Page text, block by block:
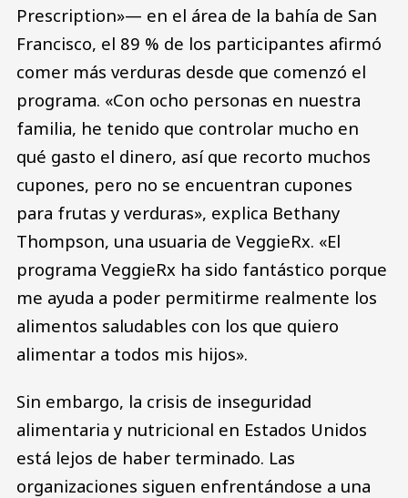
Prescription»— en el área de la bahía de San
Francisco, el 89 % de los participantes afirmó
comer más verduras desde que comenzó el
programa. «Con ocho personas en nuestra
familia, he tenido que controlar mucho en
qué gasto el dinero, así que recorto muchos
cupones, pero no se encuentran cupones
para frutas y verduras», explica Bethany
Thompson, una usuaria de VeggieRx. «El
programa VeggieRx ha sido fantástico porque
me ayuda a poder permitirme realmente los
alimentos saludables con los que quiero
alimentar a todos mis hijos».
Sin embargo, la crisis de inseguridad
alimentaria y nutricional en Estados Unidos
está lejos de haber terminado. Las
organizaciones siguen enfrentándose a una